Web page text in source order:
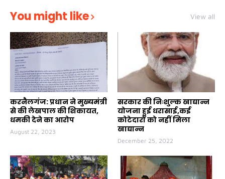
You might like View all
करनैलगंज: प्रधान ने मुख्यमंत्री
से की लेखपाल की शिकायत,
धमकी देने का आरोप
August 22, 2023
सरकार की निःशुल्क खाद्यान्न
योजना हुई धरासाई,कई
कोटेदारों को नहीं मिला
खाद्यान्न
December 25, 2022